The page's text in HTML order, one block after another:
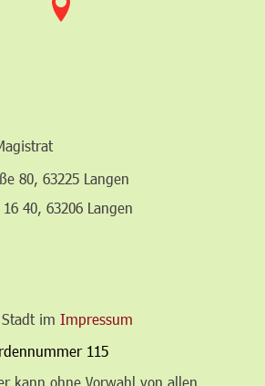
Navigation
80, 63225 Langen
16 40, 63206 Langen
im Impressum
115
kann ohne Vorwahl von allen